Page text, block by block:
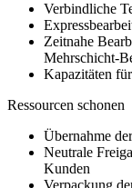
Verbindliche
Zeitnahe
Mehrschicht-
Kapazitäten
Ressourcen schonen
Übernahme
Neutrale
Kunden